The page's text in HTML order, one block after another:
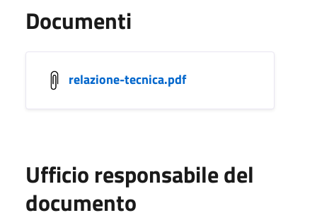
Documenti
relazione-tecnica.pdf
Ufficio responsabile del
documento